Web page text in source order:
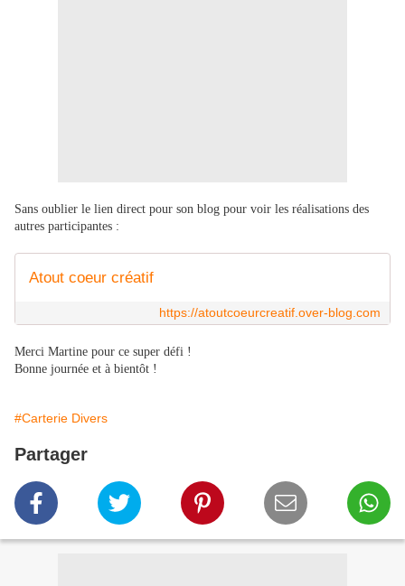
Sans oublier le lien direct pour son blog pour voir les réalisations des
autres participantes :
Atout coeur créatif
https://atoutcoeurcreatif.over-blog.com
Merci Martine pour ce super défi !
Bonne journée et à bientôt !
#Carterie Divers
Partager